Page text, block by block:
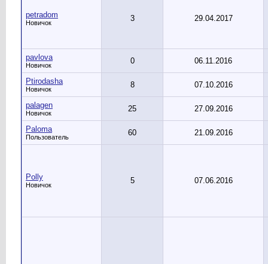
petradom
Новичок 3 29.04.2017
pavlova
Новичок 0 06.11.2016
Ptirodasha
Новичок 8 07.10.2016
palagen
Новичок 25 27.09.2016
Paloma
Пользователь 60 21.09.2016
Polly
Новичок 5 07.06.2016